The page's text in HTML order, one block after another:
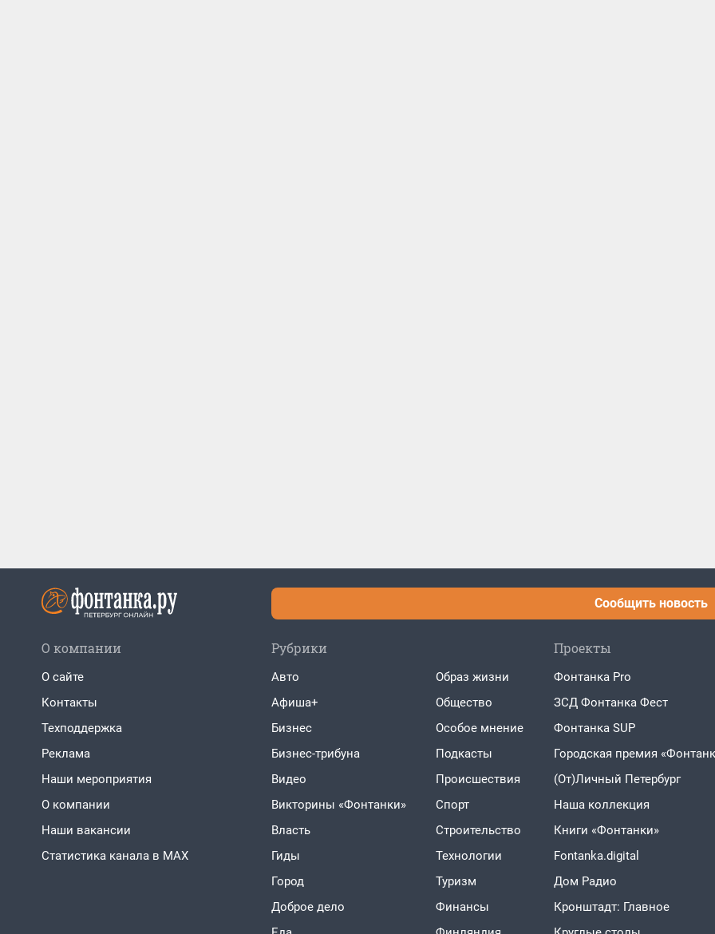
Сообщить новость
О компании
О сайте
Контакты
Техподдержка
Реклама
Наши мероприятия
О компании
Наши вакансии
Статистика канала в MAX
Рубрики
Авто
Афиша+
Бизнес
Бизнес-трибуна
Видео
Викторины «Фонтанки»
Власть
Гиды
Город
Доброе дело
Образ жизни
Общество
Особое мнение
Подкасты
Проиcшествия
Спорт
Строительство
Технологии
Туризм
Финансы
Проекты
Фонтанка Pro
ЗСД Фонтанка Фест
Фонтанка SUP
Городская премия
(От)Личный Петербург
Наша коллекция
Книги «Фонтанки»
Fontanka.digital
Дом Радио
Кронштадт: Главное